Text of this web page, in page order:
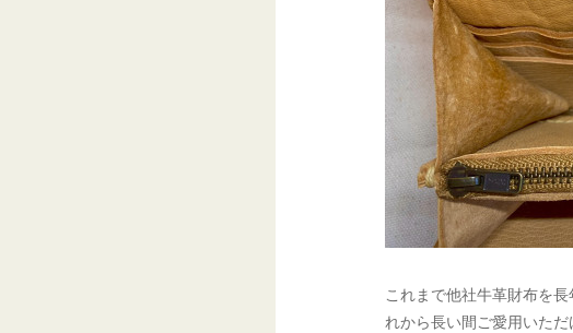
これまで他社牛革財布を
れから長い間ご愛用いただ